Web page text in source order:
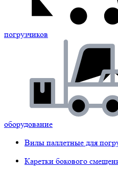
погрузчиков
оборудование
Вилы паллетные для
Каретки бокового